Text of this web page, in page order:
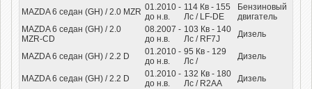
MAZDA 6 седан (GH) / 2.0 MZR 01.2010 -
до н.в.
114 Кв - 155
Лс / LF-DE
Бензиновый
двигатель
MAZDA 6 седан (GH) / 2.0
MZR-CD
08.2007 -
до н.в.
103 Кв - 140
Лс / RF7J Дизель
MAZDA 6 седан (GH) / 2.2 D
01.2010 -
до н.в.
95 Кв - 129
Лс / Дизель
MAZDA 6 седан (GH) / 2.2 D
01.2010 -
до н.в.
132 Кв - 180
Лс / R2AA
Дизель